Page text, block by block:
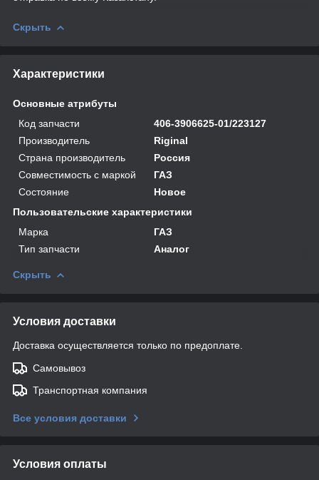
Скрыть
Характеристики
Основные атрибуты
Код запчасти
406-3906625-01/223127
Производитель
Riginal
Страна производитель
Россия
Совместимость с маркой
ГАЗ
Состояние
Новое
Пользовательские характеристики
Марка
ГАЗ
Тип запчасти
Аналог
Скрыть
Условия доставки
Доставка осуществляется только по предоплате.
Самовывоз
Транспортная компания
Все условия доставки
Условия оплаты